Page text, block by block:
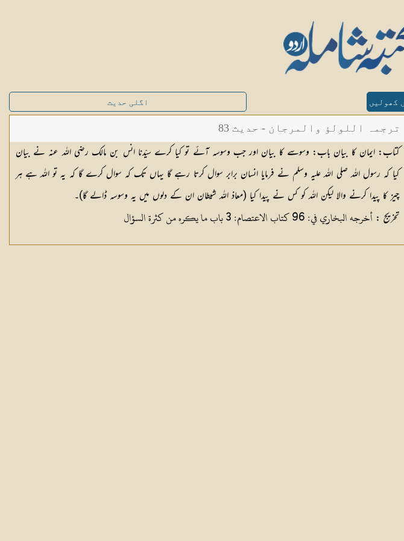
کھولیں اگلی حدیث
ترجمہ اللولؤ والمرجان - حدیث 83
کتاب: ایمان کا بیان باب: وسوسے کا بیان اور جب وسوسہ آئے تو کیا کرے سیّدنا انس بن مالک رضی اللہ عنہ نے بیان
کیا کہ رسول اللہ صلی اللہ علیہ وسلم نے فرمایا انسان برابر سوال کرتا رہے گا یہاں تک کہ سوال کرے گا کہ یہ تو اللہ ہے ہر
چیز کا پیدا کرنے والا لیکن اللہ کو کس نے پیدا کیا (معاذ اللہ شیطان ان کے دلوں میں یہ وسوسہ ڈالے گا)۔
تخریج : أخرجه البخاري في: 96 كتاب الاعتصام: 3 باب ما يكره من كثرة السؤال